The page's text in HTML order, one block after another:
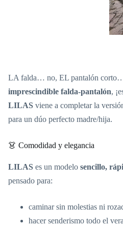
LA falda… no, EL pantalón
imprescindible falda-pantalón,
LILAS viene a completar la
para un dúo perfecto madre/hija.
👗 Comodidad y elegancia
LILAS es un modelo sencillo,
pensado para:
caminar sin molestias ni
hacer senderismo todo el